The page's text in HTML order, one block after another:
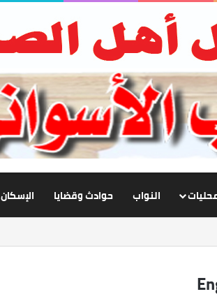
النواب حوادث وقضايا الإسكان
النوبة.. ورفع كفاءة الطرق لخدمة المواطنين